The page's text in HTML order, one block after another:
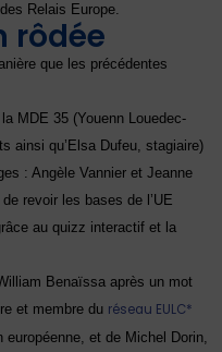
Relais Europe.
rôdée
que les précédentes
MDE 35 (Youenn Louedec-
ainsi qu’Elsa Dufeu, stagiaire)
: Angèle Vannier et Jeanne
de revoir les bases de l’UE
au quizz interactif et la
Benaïssa après un mot
et membre du réseau EULC*
européenne, et de Michel Dorin,